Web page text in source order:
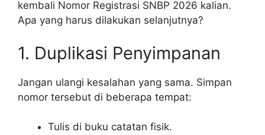
kembali Nomor Registrasi SNBP 2026 kalian.
Apa yang harus dilakukan selanjutnya?
1. Duplikasi Penyimpanan
Jangan ulangi kesalahan yang sama. Simpan
nomor tersebut di beberapa tempat:
Tulis di buku catatan fisik.